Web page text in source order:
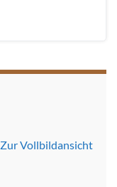
Zur Vollbildansicht